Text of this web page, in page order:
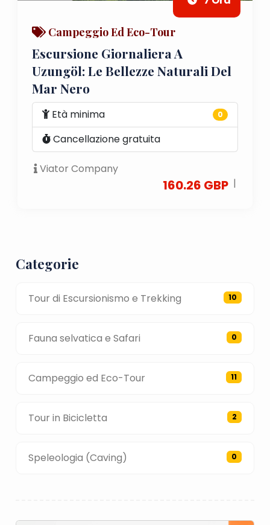
Campeggio Ed Eco-Tour
Escursione Giornaliera A
Uzungöl: Le Bellezze Naturali Del
Mar Nero
Età minima 0
Cancellazione gratuita
Viator Company
160.26 GBP |
Categorie
Tour di Escursionismo e Trekking 10
Fauna selvatica e Safari 0
Campeggio ed Eco-Tour 11
Tour in Bicicletta 2
Speleologia (Caving) 0